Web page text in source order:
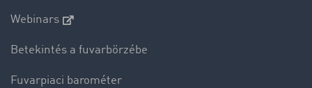
Webinars
Betekintés a fuvarbörzébe
Fuvarpiaci barométer